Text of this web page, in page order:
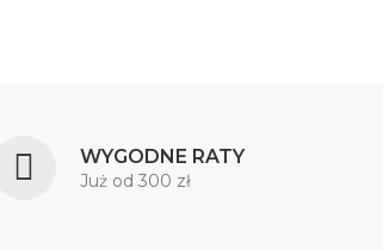
WYGODNE RATY
Już od 300 zł